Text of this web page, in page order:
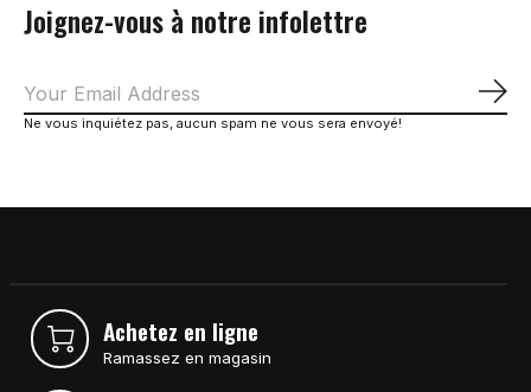
Joignez-vous à notre infolettre
Ne vous inquiétez pas, aucun spam ne vous sera envoyé!
Achetez en ligne
Ramassez en magasin